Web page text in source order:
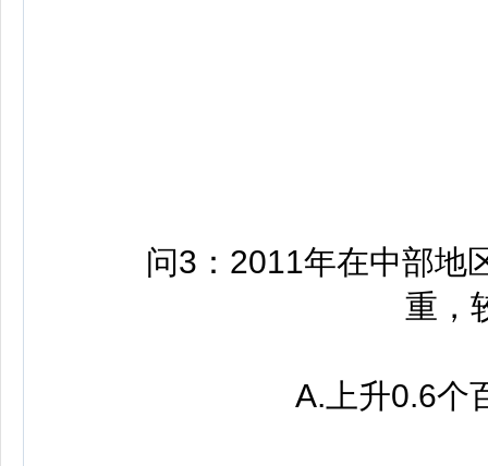
问3：2011年在中部地区
重，
A.上升0.6个